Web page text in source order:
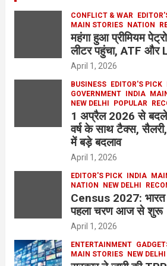
CONFLICT & WAR
MAIN STORIES NATION
महंगा हुआ प्रीमियम
लीटर पहुंचा, ATF और
April 1, 2026
BUSINESS EDITOR'S PICK
GOVERNMENT INDIA
NEW DELHI
POPULAR
1 अप्रैल 2026 से बदले
वर्ष के साथ टैक्स,
में बड़े बदलाव
April 1, 2026
EDITOR'S PICK INDIA
NATION
NEW DELHI
Census 2027:
पहला चरण आज से शुरू
April 1, 2026
ENTERTAINMENT
MAIN STORIES NEW DELHI